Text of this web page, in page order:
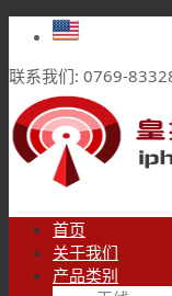
联系我们: 0769-
首页
关于我们
产品类别